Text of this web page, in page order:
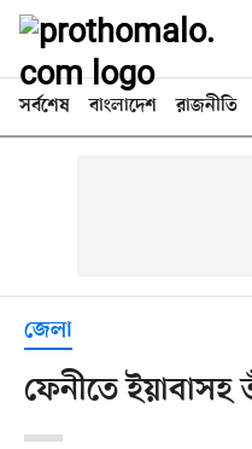
সর্বশেষ বাংলাদেশ রাজনীতি
জেলা
ফেনীতে ইয়াবাসহ